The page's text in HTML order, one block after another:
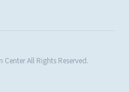
All Rights Reserved.